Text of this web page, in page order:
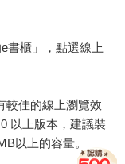
書櫃」，點選線上
較佳的線上瀏覽效
以上版本，建議裝
以上的容量。